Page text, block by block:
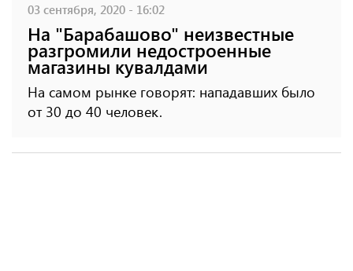
03 сентября, 2020 - 16:02
На "Барабашово" неизвестные
разгромили недостроенные
магазины кувалдами
На самом рынке говорят: нападавших было
от 30 до 40 человек.